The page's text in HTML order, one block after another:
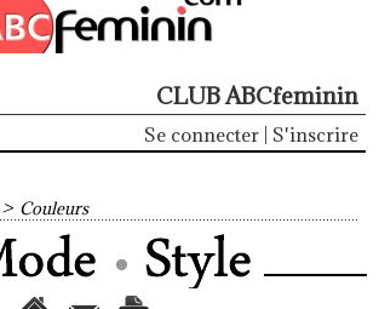
CLUB ABCfeminin
Se connecter S'inscrire
> Couleurs